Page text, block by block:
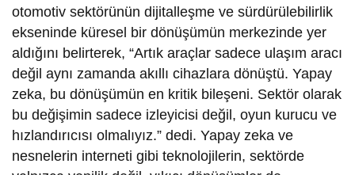
otomotiv sektörünün dijitalleşme ve sürdürülebilirlik
ekseninde küresel bir dönüşümün merkezinde yer
aldığını belirterek, “Artık araçlar sadece ulaşım aracı
değil aynı zamanda akıllı cihazlara dönüştü. Yapay
zeka, bu dönüşümün en kritik bileşeni. Sektör olarak
bu değişimin sadece izleyicisi değil, oyun kurucu ve
hızlandırıcısı olmalıyız.” dedi. Yapay zeka ve
nesnelerin interneti gibi teknolojilerin, sektörde